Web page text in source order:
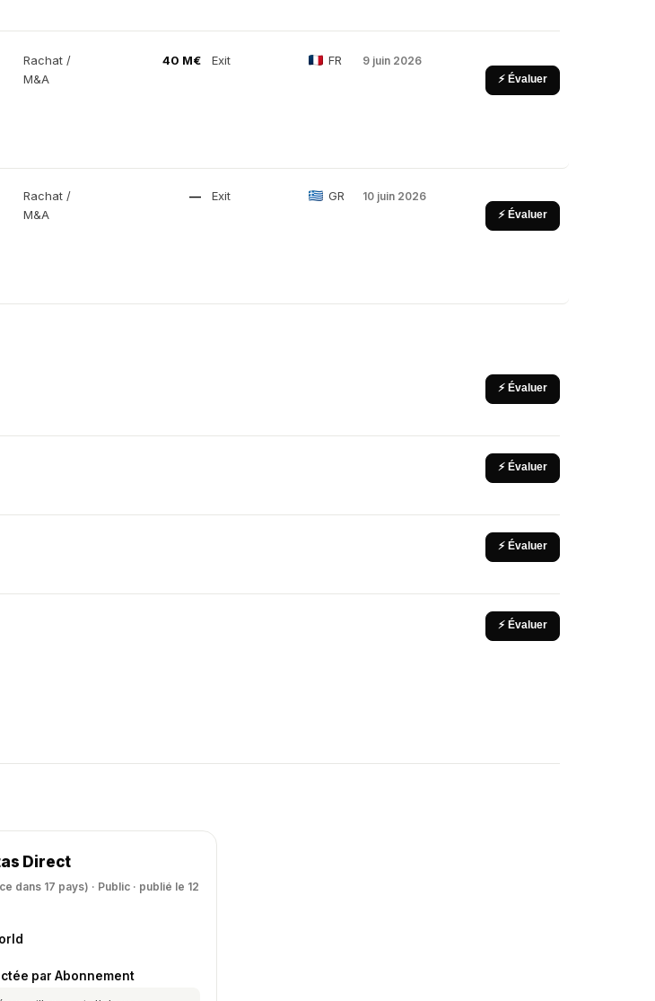
Rachat /
M&A
40 M€ Exit FR 9 juin 2026
⚡ Évaluer
Rachat /
M&A
— Exit GR 10 juin 2026
⚡ Évaluer
⚡ Évaluer
⚡ Évaluer
⚡ Évaluer
⚡ Évaluer
Direct
dans 17 pays) · Public · publié le 12
par Abonnement